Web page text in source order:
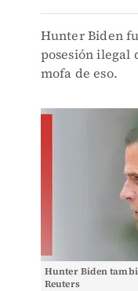
Hunter Biden
posesión ilegal
mofa de eso.
Hunter Biden
Reuters